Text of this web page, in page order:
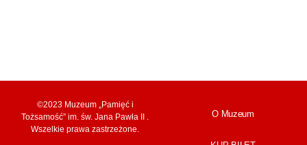
©2023 Muzeum „Pamięć i
Tożsamość” im. św. Jana Pawła II .
Wszelkie prawa zastrzeżone.
O Muzeum